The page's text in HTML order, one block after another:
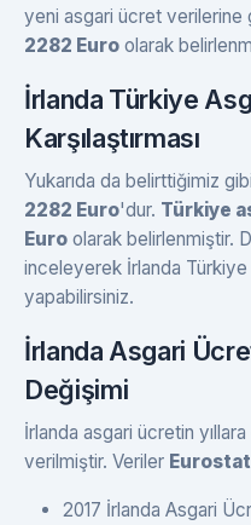
yeni asgari ücret verilerine
2282 Euro olarak
İrlanda Türkiye
Karşılaştırması
Yukarıda da belirttiğimiz
2282 Euro'dur. Türkiye
Euro olarak belirlenmiştir.
inceleyerek İrlanda Türkiye
yapabilirsiniz.
İrlanda Asgari
Değişimi
İrlanda asgari ücretin
verilmiştir. Veriler Eurostat
2017 İrlanda Asgari